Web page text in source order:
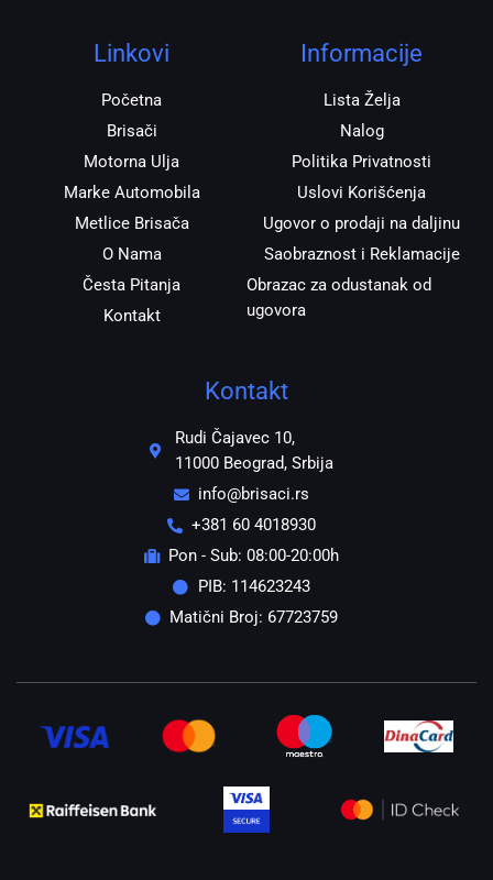
r
a
Linkovi
Početna
Brisači
Motorna Ulja
Marke Automobila
Metlice Brisača
O Nama
Česta Pitanja
Kontakt
Informacije
Lista Želja
Nalog
Politika Privatnosti
Uslovi Korišćenja
Ugovor o prodaji na daljinu
Saobraznost i Reklamacije
Obrazac za odustanak od
ugovora
Kontakt
Rudi Čajavec 10,
11000 Beograd, Srbija
info@brisaci.rs
+381 60 4018930
Pon - Sub: 08:00-20:00h
PIB: 114623243
Matični Broj: 67723759